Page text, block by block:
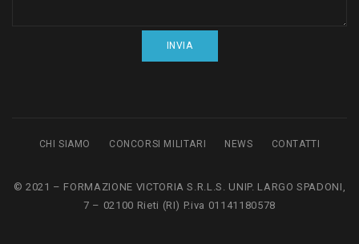
CHI SIAMO CONCORSI MILITARI NEWS CONTATTI
© 2021 – FORMAZIONE VICTORIA S.R.L.S. UNIP. LARGO SPADONI,
7 – 02100 Rieti (RI) P.iva 01141180578